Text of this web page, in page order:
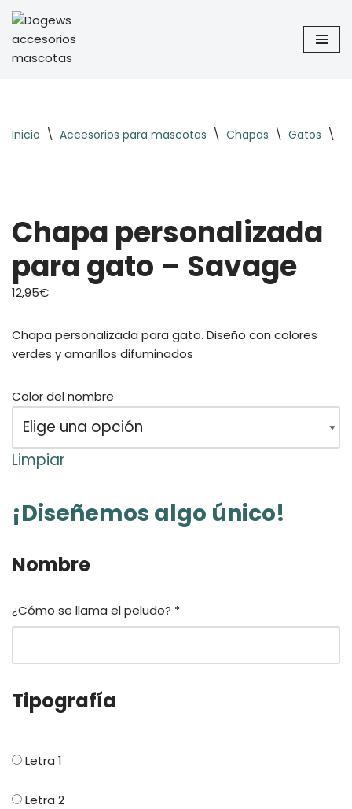
Saltar
al
Inicio \ Accesorios para mascotas \ Chapas \ Gatos \
Chapa personalizada
para gato – Savage
12,95€
Chapa personalizada para gato. Diseño con colores
verdes y amarillos difuminados
Color del nombre
Limpiar
¡Diseñemos algo único!
Nombre
¿Cómo se llama el peludo? *
Tipografía
Letra 1
Letra 2